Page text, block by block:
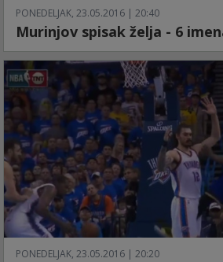
PONEDELJAK, 23.05.2016 | 20:40
Murinjov spisak želja - 6
PONEDELJAK, 23.05.2016 | 20:20